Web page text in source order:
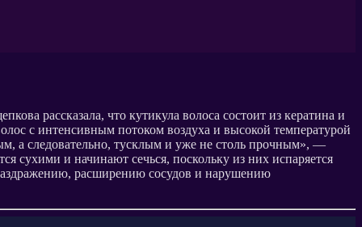
рассказала, что кутикула волоса состоит из кератина и
с интенсивным потоком воздуха и высокой температурой
а следовательно, тусклым и уже не столь прочным», —
сухими и начинают сечься, поскольку из них испаряется
расширению сосудов и нарушению